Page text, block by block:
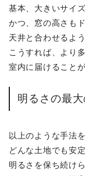
基本、大きいサイ
かつ、窓の高さも
天井と合わせるよ
こうすれば、より
室内に届けること
明るさの最
以上のような手法
どんな土地でも安
明るさを保ち続け